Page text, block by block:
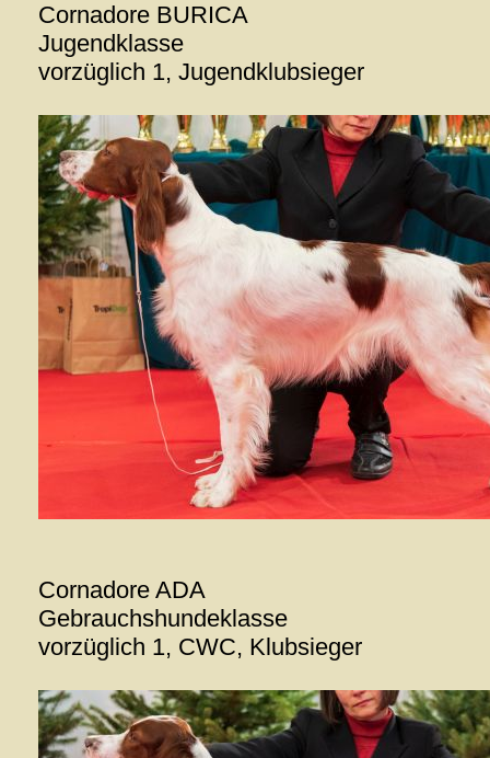
Cornadore BURICA
Jugendklasse
vorzüglich 1, Jugendklubsieger
Cornadore ADA
Gebrauchshundeklasse
vorzüglich 1, CWC, Klubsieger